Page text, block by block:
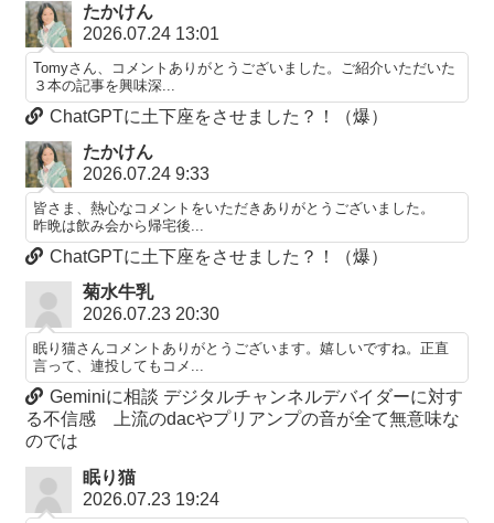
たかけん
2026.07.24 13:01
Tomyさん、コメントありがとうございました。ご紹介いただいた
３本の記事を興味深...
ChatGPTに土下座をさせました？！（爆）
たかけん
2026.07.24 9:33
皆さま、熱心なコメントをいただきありがとうございました。
昨晩は飲み会から帰宅後...
ChatGPTに土下座をさせました？！（爆）
菊水牛乳
2026.07.23 20:30
眠り猫さんコメントありがとうございます。嬉しいですね。正直
言って、連投してもコメ...
Geminiに相談 デジタルチャンネルデバイダーに対す
る不信感 上流のdacやプリアンプの音が全て無意味な
のでは
眠り猫
2026.07.23 19:24